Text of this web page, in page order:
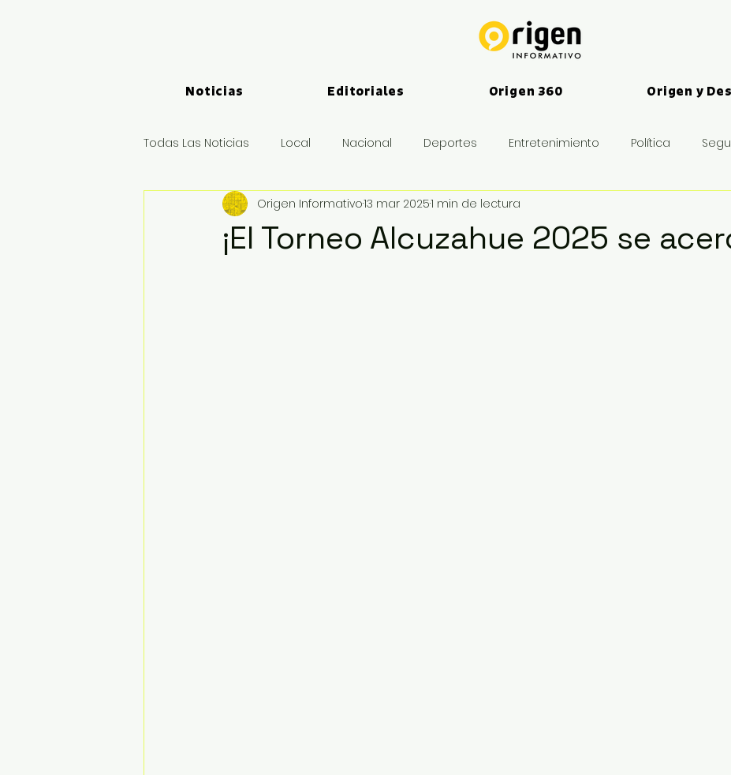
Noticias Editoriales Origen 360 Origen y
Todas Las Noticias Local Nacional Deportes Entretenimiento Política
Logística y Puertos Deportes
¡El Torneo Alcuzahue 2025 se
Origen Informativo13 mar 20251 min de lectura